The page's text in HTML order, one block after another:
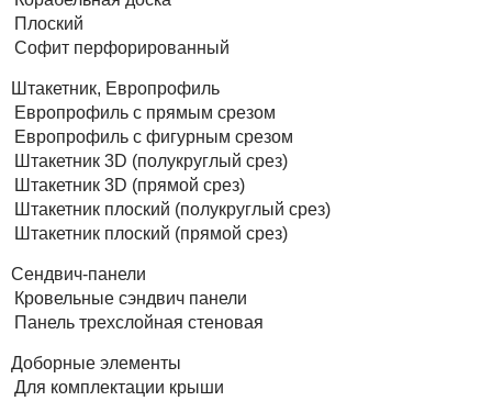
Плоский
Софит перфорированный
Штакетник, Европрофиль
Европрофиль с прямым срезом
Европрофиль с фигурным срезом
Штакетник 3D (полукруглый срез)
Штакетник 3D (прямой срез)
Штакетник плоский (полукруглый срез)
Штакетник плоский (прямой срез)
Сендвич-панели
Кровельные сэндвич панели
Панель трехслойная стеновая
Доборные элементы
Для комплектации крыши